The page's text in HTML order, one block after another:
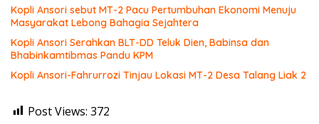
Kopli Ansori sebut MT-2 Pacu Pertumbuhan Ekonomi Menuju
Masyarakat Lebong Bahagia Sejahtera
Kopli Ansori Serahkan BLT-DD Teluk Dien, Babinsa dan
Bhabinkamtibmas Pandu KPM
Kopli Ansori-Fahrurrozi Tinjau Lokasi MT-2 Desa Talang Liak 2
Post Views: 372